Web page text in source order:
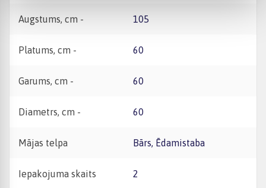
Augstums, cm - 105
Platums, cm - 60
Garums, cm - 60
Diametrs, cm - 60
Mājas telpa Bārs, Ēdamistaba
Iepakojuma skaits 2